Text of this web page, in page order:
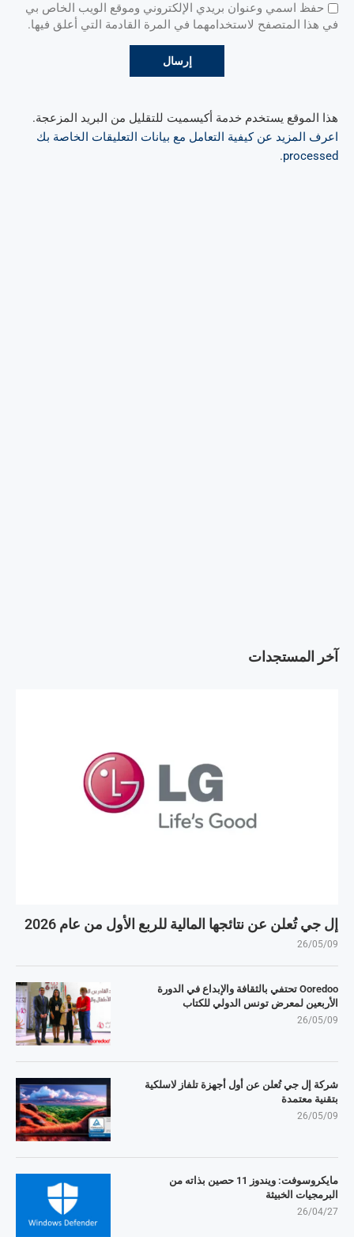
حفظ اسمي وعنوان بريدي الإلكتروني وموقع الويب الخاص بي
في هذا المتصفح لاستخدامهما في المرة القادمة التي أعلق فيها.
هذا الموقع يستخدم خدمة أكيسميت للتقليل من البريد المزعجة.
اعرف المزيد عن كيفية التعامل مع بيانات التعليقات الخاصة بك
processed
.
آخر المستجدات
إل جي تُعلن عن نتائجها المالية للربع الأول من عام 2026
26/05/09
Ooredoo تحتفي بالثقافة والإبداع في الدورة
الأربعين لمعرض تونس الدولي للكتاب
26/05/09
شركة إل جي تُعلن عن أول أجهزة تلفاز لاسلكية
بتقنية معتمدة
26/05/09
مايكروسوفت: ويندوز 11 حصين بذاته من
البرمجيات الخبيثة
26/04/27